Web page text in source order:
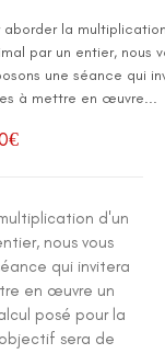
aborder la
par un entier, nous
une séance qui
à mettre en œuvre...
€
d'un
nous vous
qui invitera
en œuvre un
posé pour la
sera de